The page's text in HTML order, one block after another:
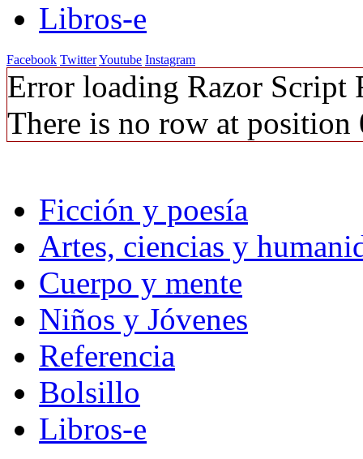
Libros-e
Facebook TwitterYoutube Instagram
Error loading Razor Script
There is no row at position
Ficción y poesía
Artes, ciencias y
Cuerpo y mente
Niños y Jóvenes
Referencia
Bolsillo
Libros-e